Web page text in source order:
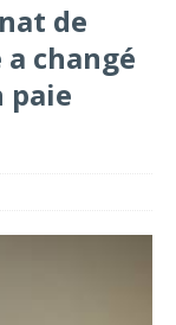
de
changé
paie